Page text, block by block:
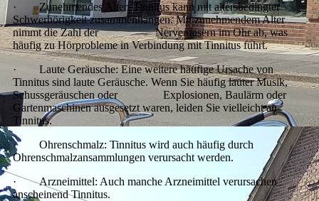
·Zunehmendes Alter: Tinnitus kann mit altersbedingter
Schwerhörigkeit zusammenhängen. Mit zunehmendem Alter
nimmt die Zahl der Nervenfasern im Ohr ab, was
häufig zu Hörprobleme in Verbindung mit Tinnitus führt.
· Laute Geräusche: Eine weitere häufige Ursache von
Tinnitus sind laute Geräusche. Wenn Sie häufig lauter Musik,
Schussgeräuschen oder Explosionen, Baulärm oder
Gartenmaschinen ausgesetzt waren, leiden Sie vielleicht an
Tinnitus.
· Ohrenschmalz: Tinnitus wird auch häufig durch
Ohrenschmalzansammlungen verursacht werden.
·Arzneimittel: Auch manche Arzneimittel verursachen
anscheinend Tinnitus.